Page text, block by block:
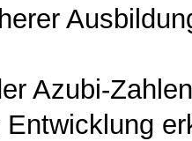
Azubi-